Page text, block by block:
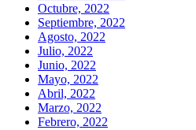
Octubre, 2022
Septiembre, 2022
Agosto, 2022
Julio, 2022
Junio, 2022
Mayo, 2022
Abril, 2022
Marzo, 2022
Febrero, 2022